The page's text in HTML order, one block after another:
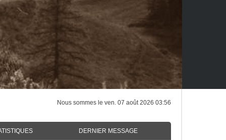
Nous sommes le ven. 07 août 2026 03:56
DERNIER MESSAGE